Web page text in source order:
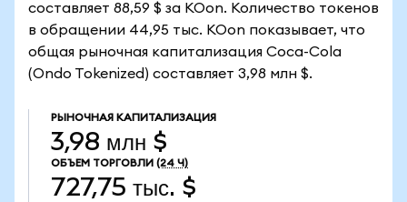
составляет 88,59 $ за KOon. Количество токенов
в обращении 44,95 тыс. KOon показывает, что
общая рыночная капитализация Coca-Cola
(Ondo Tokenized) составляет 3,98 млн $.
РЫНОЧНАЯ КАПИТАЛИЗАЦИЯ
3,98 млн $
ОБЪЕМ ТОРГОВЛИ (24 Ч)
727,75 тыс. $